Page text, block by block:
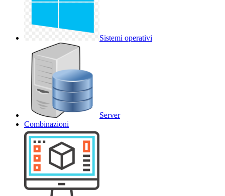
Sistemi operativi
Server
Combinazioni